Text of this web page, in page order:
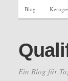
Blog
Ein Blog für